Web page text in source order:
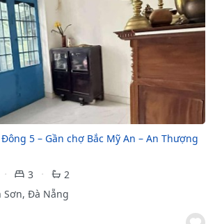
5 – Gần chợ Bắc Mỹ An – An Thượng
3
2
Sơn, Đà Nẵng